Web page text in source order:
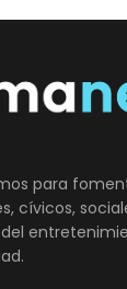
para
cívicos,